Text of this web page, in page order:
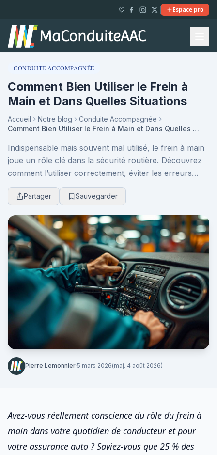
Espace pro
CONDUITE ACCOMPAGNÉE
Comment Bien Utiliser le Frein à
Main et Dans Quelles Situations
Accueil Notre blog
Conduite Accompagnée
Comment Bien Utiliser le Frein à Main et Dans Quelles Situations
Indispensable mais souvent mal utilisé, le frein à main
joue un rôle clé dans la sécurité routière. Découvrez
comment l’utiliser correctement, éviter les erreurs
courantes et savoir quand il devient v...
Partager Sauvegarder
Pierre Lemonnier·5 mars 2026(maj. 4 août 2026)
Avez-vous réellement conscience du rôle du frein à
main dans votre quotidien de conducteur et pour
votre assurance auto ? Saviez-vous que 25 % des